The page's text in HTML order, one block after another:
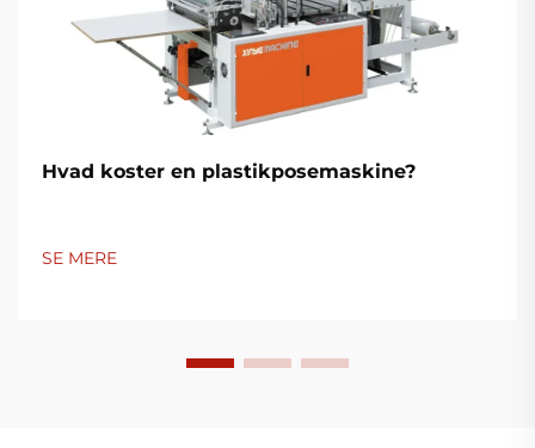
Hvad koster en plastikposemaskine?
SE MERE